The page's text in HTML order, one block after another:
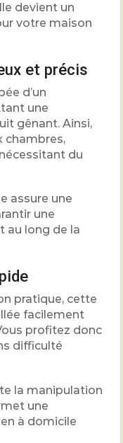
devient un
votre maison
et précis
d’un
une
gênant. Ainsi,
chambres,
du
assure une
une
au long de la
pratique, cette
facilement
profitez donc
difficulté
la manipulation
une
à domicile